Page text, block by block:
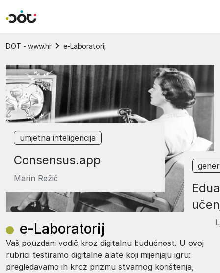
Povratak na naslovnicu
DOT - www.hr e-Laboratorij
e-Laboratorij
Vaš pouzdani vodič kroz digitalnu budućnost. U ovoj
rubrici testiramo digitalne alate koji mijenjaju igru:
pregledavamo ih kroz prizmu stvarnog korištenja,
umjetna inteligencija
Consensus.app
Marin Režić
Ivana